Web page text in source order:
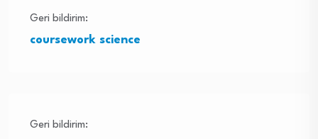
Geri bildirim:
coursework science
Geri bildirim: